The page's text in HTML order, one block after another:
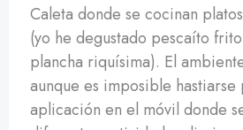
Caleta donde se cocinan
(yo he degustado pescaíto
plancha riquísima). El
aunque es imposible
aplicación en el móvil donde